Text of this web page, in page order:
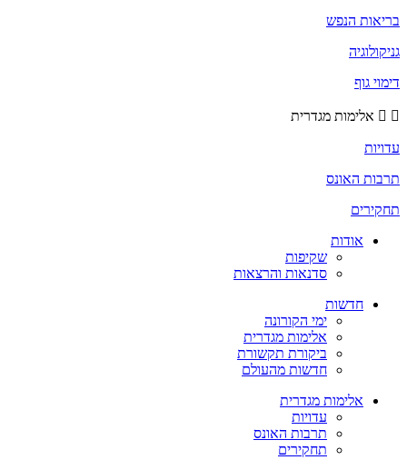
בריאות הנפש
גניקולוגיה
דימוי גוף
אלימות מגדרית
עדויות
תרבות האונס
תחקירים
אודות
שקיפות
סדנאות והרצאות
חדשות
ימי הקורונה
אלימות מגדרית
ביקורת תקשורת
חדשות מהעולם
אלימות מגדרית
עדויות
תרבות האונס
תחקירים